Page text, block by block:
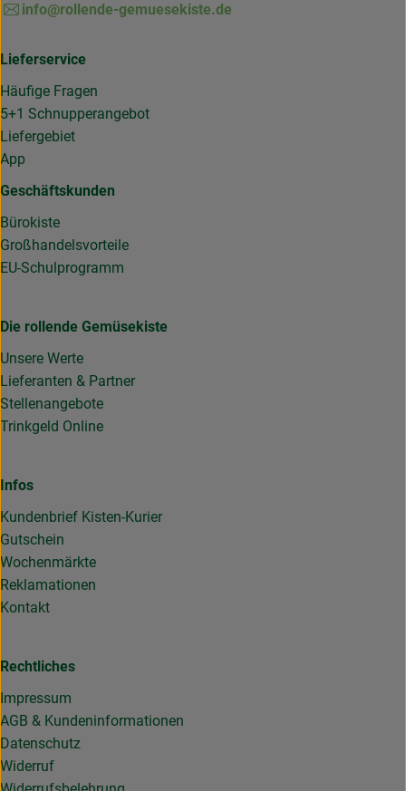
info@rollende-gemuesekiste.de
Lieferservice
Häufige Fragen
5+1 Schnupperangebot
Liefergebiet
App
Geschäftskunden
Bürokiste
Großhandelsvorteile
EU-Schulprogramm
Die rollende Gemüsekiste
Unsere Werte
Lieferanten & Partner
Stellenangebote
Trinkgeld Online
Infos
Kundenbrief Kisten-Kurier
Gutschein
Wochenmärkte
Reklamationen
Kontakt
Rechtliches
Impressum
AGB & Kundeninformationen
Datenschutz
Widerruf